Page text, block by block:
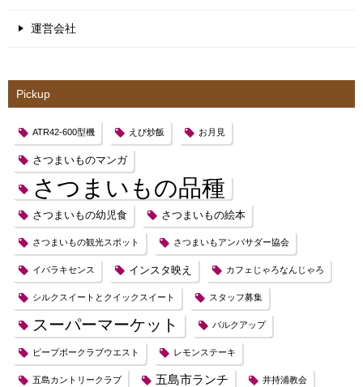
運営会社
Pickup
ATR42-600型機 えび炒飯 お月見
さつまいものマンガ
さつまいもの品種
さつまいもの幼児食 さつまいもの絵本
さつまいもの観光スポット さつまいもアンバサダー協会
イバラキセンス インスタ映え カフェじゃろなんじゃろ
シルクスイートとクイックスイート スタッフ募集
スーパーマーケット バルクアップ
ピープボークラブウエスト レモンステーキ
五島カントリークラブ 五島市ランチ 井持浦教会